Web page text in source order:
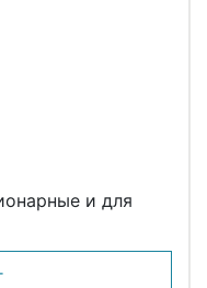
и для